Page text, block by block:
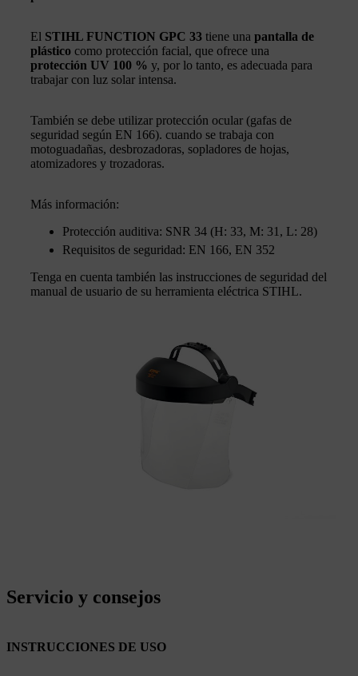
El STIHL FUNCTION GPC 33 tiene una pantalla de
plástico como protección facial, que ofrece una
protección UV 100 % y, por lo tanto, es adecuada para
trabajar con luz solar intensa.
También se debe utilizar protección ocular (gafas de
seguridad según EN 166). cuando se trabaja con
motoguadañas, desbrozadoras, sopladores de hojas,
atomizadores y trozadoras.
Más información:
Protección auditiva: SNR 34 (H: 33, M: 31, L: 28)
Requisitos de seguridad: EN 166, EN 352
Tenga en cuenta también las instrucciones de seguridad del
manual de usuario de su herramienta eléctrica STIHL.
Servicio y consejos
INSTRUCCIONES DE USO